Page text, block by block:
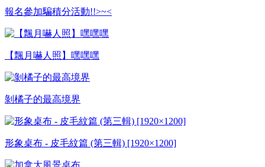
報名參加騙積分活動!!>~<
【飄月嚇人照】嘿嘿嘿
剝橘子的最高境界
形象桌布 - 皮毛紋篇 (第三輯) [1920×1200]